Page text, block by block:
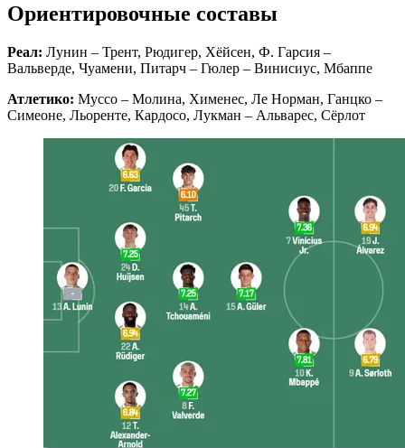
Ориентировочные составы
Реал: Лунин – Трент, Рюдигер, Хёйсен, Ф. Гарсия –
Вальверде, Чуамени, Питарч – Гюлер – Винисиус, Мбаппе
Атлетико: Муссо – Молина, Хименес, Ле Норман, Ганцко –
Симеоне, Льоренте, Кардосо, Лукман – Альварес, Сёрлот